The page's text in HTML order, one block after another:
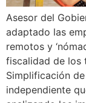
Asesor del
adaptado las
remotos y
fiscalidad de los
Simplificación
independiente